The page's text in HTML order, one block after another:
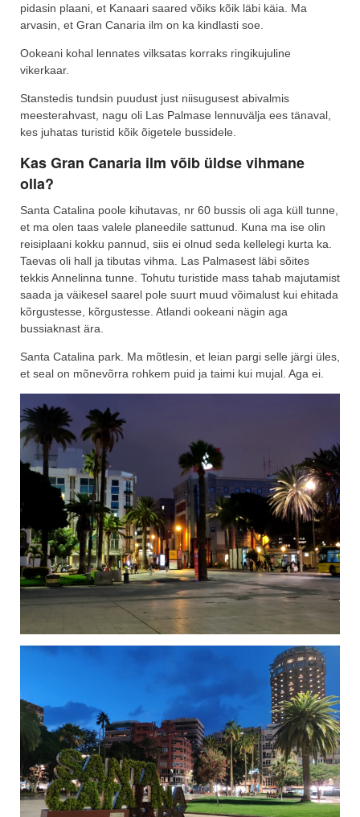
pidasin plaani, et Kanaari saared võiks kõik läbi käia. Ma
arvasin, et Gran Canaria ilm on ka kindlasti soe.
Ookeani kohal lennates vilksatas korraks ringikujuline
vikerkaar.
Stanstedis tundsin puudust just niisugusest abivalmis
meesterahvast, nagu oli Las Palmase lennuvälja ees tänaval,
kes juhatas turistid kõik õigetele bussidele.
Kas Gran Canaria ilm võib üldse vihmane
olla?
Santa Catalina poole kihutavas, nr 60 bussis oli aga küll tunne,
et ma olen taas valele planeedile sattunud. Kuna ma ise olin
reisiplaani kokku pannud, siis ei olnud seda kellelegi kurta ka.
Taevas oli hall ja tibutas vihma. Las Palmasest läbi sõites
tekkis Annelinna tunne. Tohutu turistide mass tahab majutamist
saada ja väikesel saarel pole suurt muud võimalust kui ehitada
kõrgustesse, kõrgustesse. Atlandi ookeani nägin aga
bussiaknast ära.
Santa Catalina park. Ma mõtlesin, et leian pargi selle järgi üles,
et seal on mõnevõrra rohkem puid ja taimi kui mujal. Aga ei.